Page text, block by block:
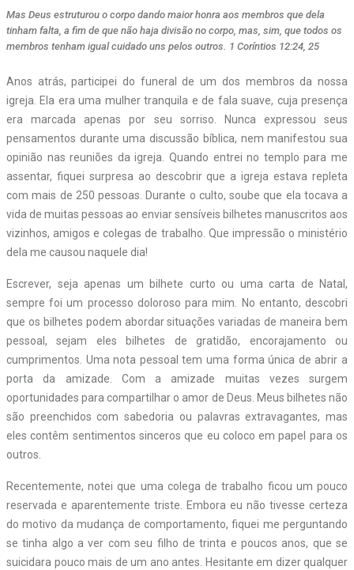
Mas Deus estruturou o corpo dando maior honra aos membros que dela
tinham falta, a fim de que não haja divisão no corpo, mas, sim, que todos os
membros tenham igual cuidado uns pelos outros. 1 Coríntios 12:24, 25
Anos atrás, participei do funeral de um dos membros da nossa
igreja. Ela era uma mulher tranquila e de fala suave, cuja presença
era marcada apenas por seu sorriso. Nunca expressou seus
pensamentos durante uma discussão bíblica, nem manifestou sua
opinião nas reuniões da igreja. Quando entrei no templo para me
assentar, fiquei surpresa ao descobrir que a igreja estava repleta
com mais de 250 pessoas. Durante o culto, soube que ela tocava a
vida de muitas pessoas ao enviar sensíveis bilhetes manuscritos aos
vizinhos, amigos e colegas de trabalho. Que impressão o ministério
dela me causou naquele dia!
Escrever, seja apenas um bilhete curto ou uma carta de Natal,
sempre foi um processo doloroso para mim. No entanto, descobri
que os bilhetes podem abordar situações variadas de maneira bem
pessoal, sejam eles bilhetes de gratidão, encorajamento ou
cumprimentos. Uma nota pessoal tem uma forma única de abrir a
porta da amizade. Com a amizade muitas vezes surgem
oportunidades para compartilhar o amor de Deus. Meus bilhetes não
são preenchidos com sabedoria ou palavras extravagantes, mas
eles contêm sentimentos sinceros que eu coloco em papel para os
outros.
Recentemente, notei que uma colega de trabalho ficou um pouco
reservada e aparentemente triste. Embora eu não tivesse certeza
do motivo da mudança de comportamento, fiquei me perguntando
se tinha algo a ver com seu filho de trinta e poucos anos, que se
suicidara pouco mais de um ano antes. Hesitante em dizer qualquer